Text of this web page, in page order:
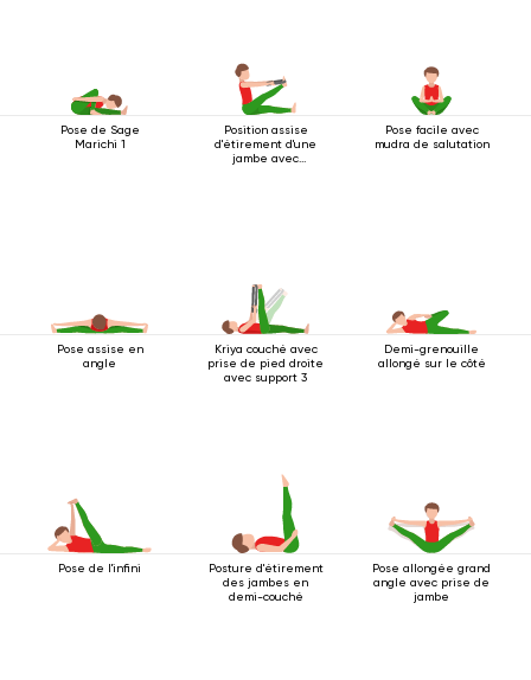
Pose de Sage
Marichi 1
Position assise
d'étirement d'une
jambe avec
Pose facile avec
mudra de salutation
Pose assise en
angle
Kriya couché avec
prise de pied droite
avec support 3
Demi-grenouille
allongé sur le côté
Pose de l'infini
Posture d'étirement
des jambes en
demi-couché
Pose allongée grand
angle avec prise de
jambe